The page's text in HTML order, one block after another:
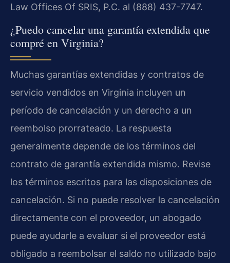
Law Offices Of SRIS, P.C. al (888) 437-7747.
¿Puedo cancelar una garantía extendida que
compré en Virginia?
Muchas garantías extendidas y contratos de
servicio vendidos en Virginia incluyen un
período de cancelación y un derecho a un
reembolso prorrateado. La respuesta
generalmente depende de los términos del
contrato de garantía extendida mismo. Revise
los términos escritos para las disposiciones de
cancelación. Si no puede resolver la cancelación
directamente con el proveedor, un abogado
puede ayudarle a evaluar si el proveedor está
obligado a reembolsar el saldo no utilizado bajo